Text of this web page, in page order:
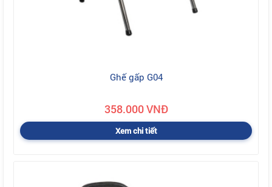
Ghế gấp G04
358.000 VNĐ
Xem chi tiết